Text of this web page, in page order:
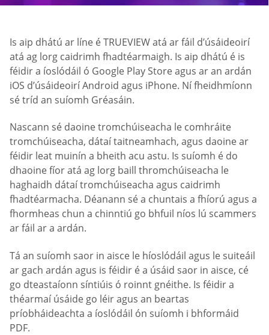
Is aip dhátú ar líne é TRUEVIEW atá ar fáil d’úsáideoirí
atá ag lorg caidrimh fhadtéarmaigh. Is aip dhátú é is
féidir a íoslódáil ó Google Play Store agus ar an ardán
iOS d’úsáideoirí Android agus iPhone. Ní fheidhmíonn
sé tríd an suíomh Gréasáin.
Nascann sé daoine tromchúiseacha le comhráite
tromchúiseacha, dátaí taitneamhach, agus daoine ar
féidir leat muinín a bheith acu astu. Is suíomh é do
dhaoine fíor atá ag lorg baill thromchúiseacha le
haghaidh dátaí tromchúiseacha agus caidrimh
fhadtéarmacha. Déanann sé a chuntais a fhíorú agus a
fhormheas chun a chinntiú go bhfuil níos lú scammers
ar fáil ar a ardán.
Tá an suíomh saor in aisce le híoslódáil agus le suiteáil
ar gach ardán agus is féidir é a úsáid saor in aisce, cé
go dteastaíonn síntiúis ó roinnt gnéithe. Is féidir a
théarmaí úsáide go léir agus an beartas
príobháideachta a íoslódáil ón suíomh i bhformáid
PDF.